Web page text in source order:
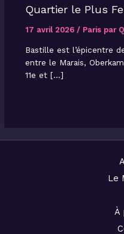
Quartier le Plus
17 avril 2026 / Paris par
Bastille est l’épicentre
entre le Marais,
11e et […]
Le
À